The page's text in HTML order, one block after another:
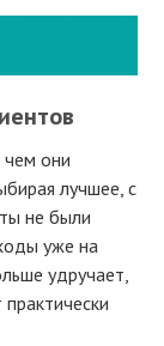
чем они
лучшее, с
не были
уже на
удручает,